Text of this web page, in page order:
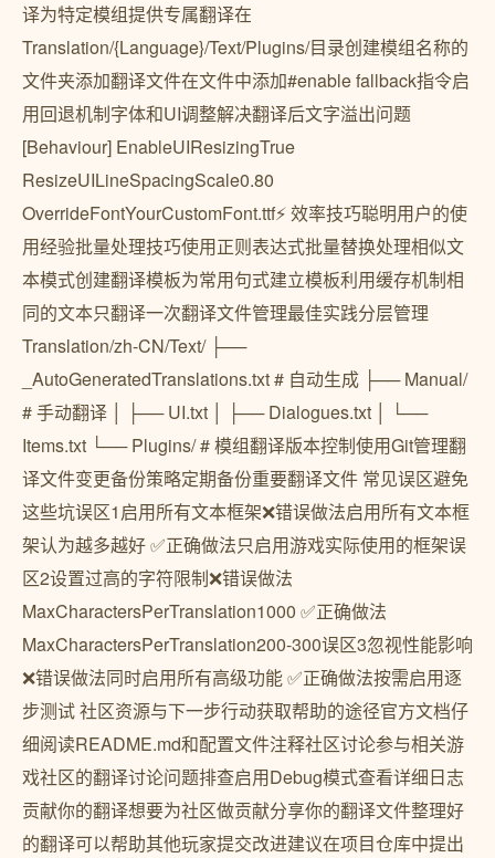
译为特定模组提供专属翻译在
Translation/{Language}/Text/Plugins/目录创建模组名称的
文件夹添加翻译文件在文件中添加#enable fallback指令启
用回退机制字体和UI调整解决翻译后文字溢出问题
[Behaviour] EnableUIResizingTrue
ResizeUILineSpacingScale0.80
OverrideFontYourCustomFont.ttf⚡ 效率技巧聪明用户的使
用经验批量处理技巧使用正则表达式批量替换处理相似文
本模式创建翻译模板为常用句式建立模板利用缓存机制相
同的文本只翻译一次翻译文件管理最佳实践分层管理
Translation/zh-CN/Text/ ├──
_AutoGeneratedTranslations.txt # 自动生成 ├── Manual/
# 手动翻译 │ ├── UI.txt │ ├── Dialogues.txt │ └──
Items.txt └── Plugins/ # 模组翻译版本控制使用Git管理翻
译文件变更备份策略定期备份重要翻译文件 常见误区避免
这些坑误区1启用所有文本框架❌错误做法启用所有文本框
架认为越多越好 ✅正确做法只启用游戏实际使用的框架误
区2设置过高的字符限制❌错误做法
MaxCharactersPerTranslation1000 ✅正确做法
MaxCharactersPerTranslation200-300误区3忽视性能影响
❌错误做法同时启用所有高级功能 ✅正确做法按需启用逐
步测试 社区资源与下一步行动获取帮助的途径官方文档仔
细阅读README.md和配置文件注释社区讨论参与相关游
戏社区的翻译讨论问题排查启用Debug模式查看详细日志
贡献你的翻译想要为社区做贡献分享你的翻译文件整理好
的翻译可以帮助其他玩家提交改进建议在项目仓库中提出